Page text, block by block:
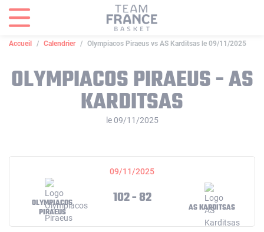
Accueil Calendrier Olympiacos Piraeus vs AS Karditsas le 09/11/2025
OLYMPIACOS PIRAEUS - AS
KARDITSAS
le 09/11/2025
09/11/2025
OLYMPIACOS
PIRAEUS
102 - 82
AS KARDITSAS
Panneau de gestion des cookies